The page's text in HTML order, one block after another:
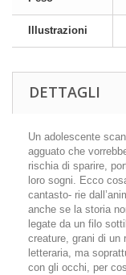
Illustrazioni
DETTAGLI
Un adolescente
agguato che
rischia di sparire,
loro sogni. Ecco
cantasto- rie
anche se la storia
legate da un filo
creature, grani di un
letteraria, ma
con gli occhi, per